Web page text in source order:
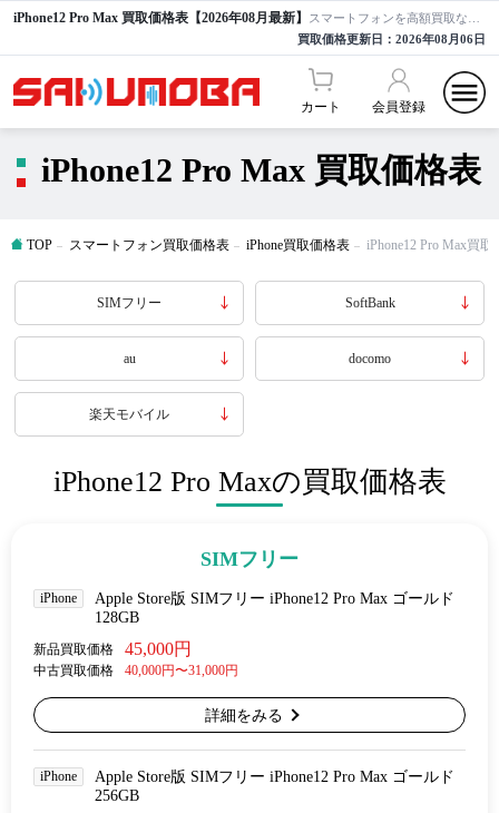
iPhone12 Pro Max 買取価格表【2026年08月最新】
買取価格更新日： 2026年08月06日
カート 会員登録
iPhone12 Pro Max 買取価格表
TOP スマートフォン買取価格表 iPhone買取価格表 iPhone12 Pro Max買取
SIMフリー SoftBank
au docomo
楽天モバイル
iPhone12 Pro Maxの買取価格表
SIMフリー
iPhone
Apple Store版 SIMフリー iPhone12 Pro Max ゴールド
128GB
新品買取価格 45,000円
中古買取価格 40,000円〜31,000円
詳細をみる
iPhone
Apple Store版 SIMフリー iPhone12 Pro Max ゴールド
256GB